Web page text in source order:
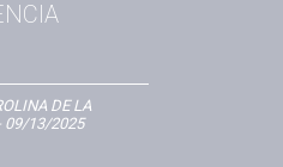
DE LA
09/13/2025